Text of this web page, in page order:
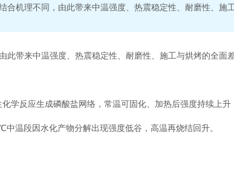
合机理不同，由此带来中温强度、热震稳定性、耐磨性、
带来中温强度、热震稳定性、耐磨性、施工与烘烤的全面
反应生成磷酸盐网络，常温可固化、加热后强度持续上升
温段因水化产物分解出现强度低谷，高温再烧结回升。